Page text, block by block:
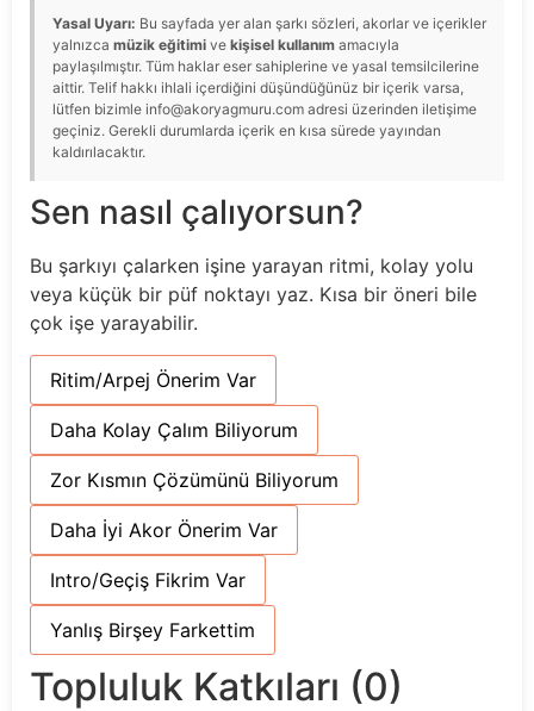
Yasal Uyarı: Bu sayfada yer alan şarkı sözleri, akorlar ve içerikler
yalnızca müzik eğitimi ve kişisel kullanım amacıyla
paylaşılmıştır. Tüm haklar eser sahiplerine ve yasal temsilcilerine
aittir. Telif hakkı ihlali içerdiğini düşündüğünüz bir içerik varsa,
lütfen bizimle info@akoryagmuru.com adresi üzerinden iletişime
geçiniz. Gerekli durumlarda içerik en kısa sürede yayından
kaldırılacaktır.
Sen nasıl çalıyorsun?
Bu şarkıyı çalarken işine yarayan ritmi, kolay yolu
veya küçük bir püf noktayı yaz. Kısa bir öneri bile
çok işe yarayabilir.
Ritim/Arpej Önerim Var
Daha Kolay Çalım Biliyorum
Zor Kısmın Çözümünü Biliyorum
Daha İyi Akor Önerim Var
Intro/Geçiş Fikrim Var
Yanlış Birşey Farkettim
Topluluk Katkıları (0)